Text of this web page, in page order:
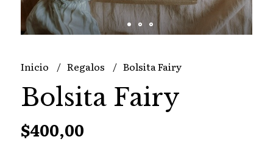
Inicio Regalos Bolsita Fairy
Bolsita Fairy
$400,00